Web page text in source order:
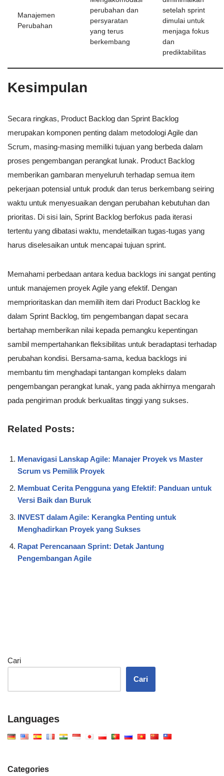
Manajemen
Perubahan
perubahan dan
persyaratan
yang terus
berkembang
setelah sprint
dimulai untuk
menjaga fokus
dan
prediktabilitas
Kesimpulan
Secara ringkas, Product Backlog dan Sprint Backlog
merupakan komponen penting dalam metodologi Agile dan
Scrum, masing-masing memiliki tujuan yang berbeda dalam
proses pengembangan perangkat lunak. Product Backlog
memberikan gambaran menyeluruh terhadap semua item
pekerjaan potensial untuk produk dan terus berkembang seiring
waktu untuk menyesuaikan dengan perubahan kebutuhan dan
prioritas. Di sisi lain, Sprint Backlog berfokus pada iterasi
tertentu yang dibatasi waktu, mendetailkan tugas-tugas yang
harus diselesaikan untuk mencapai tujuan sprint.
Memahami perbedaan antara kedua backlogs ini sangat penting
untuk manajemen proyek Agile yang efektif. Dengan
memprioritaskan dan memilih item dari Product Backlog ke
dalam Sprint Backlog, tim pengembangan dapat secara
bertahap memberikan nilai kepada pemangku kepentingan
sambil mempertahankan fleksibilitas untuk beradaptasi terhadap
perubahan kondisi. Bersama-sama, kedua backlogs ini
membantu tim menghadapi tantangan kompleks dalam
pengembangan perangkat lunak, yang pada akhirnya mengarah
pada pengiriman produk berkualitas tinggi yang sukses.
Related Posts:
Menavigasi Lanskap Agile: Manajer Proyek vs Master
Scrum vs Pemilik Proyek
Membuat Cerita Pengguna yang Efektif: Panduan untuk
Versi Baik dan Buruk
INVEST dalam Agile: Kerangka Penting untuk
Menghadirkan Proyek yang Sukses
Rapat Perencanaan Sprint: Detak Jantung
Pengembangan Agile
Cari
Cari
Languages
Categories